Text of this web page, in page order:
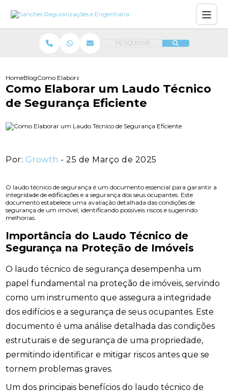
PESQUISAR
HomeBlogComo Elaborar um Laudo Técnico de Segurança Eficiente
Como Elaborar um Laudo Técnico
de Segurança Eficiente
Por: Growth - 25 de Março de 2025
O laudo técnico de segurança é um documento essencial para garantir a
integridade de edificações e a segurança dos seus ocupantes. Este
documento estabelece uma avaliação detalhada das condições de
segurança de um imóvel, identificando possíveis riscos e sugerindo
melhorias.
Importância do Laudo Técnico de
Segurança na Proteção de Imóveis
O laudo técnico de segurança desempenha um
papel fundamental na proteção de imóveis, servindo
como um instrumento que assegura a integridade
dos edifícios e a segurança de seus ocupantes. Este
documento é uma análise detalhada das condições
estruturais e de segurança de uma propriedade,
permitindo identificar e mitigar riscos antes que se
tornem problemas graves.
Um dos principais benefícios do laudo técnico de